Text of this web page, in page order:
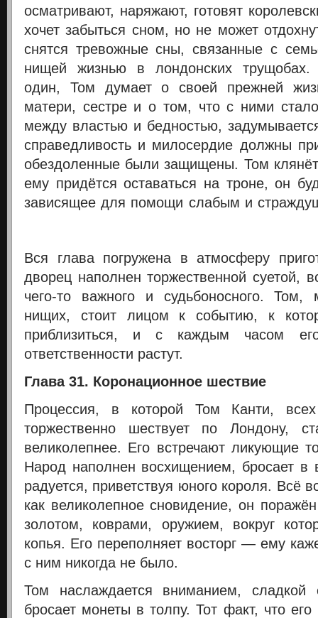
осматривают, наряжают, готовят
хочет забыться сном, но не может
снятся тревожные сны, связанные с
нищей жизнью в лондонских
один, Том думает о своей прежней
матери, сестре и о том, что с ними
между властью и бедностью,
справедливость и милосердие должны
обездоленные были защищены. Том
ему придётся оставаться на троне, он
зависящее для помощи слабым и
Вся глава погружена в атмосферу
дворец наполнен торжественной суетой,
чего-то важного и судьбоносного. Том,
нищих, стоит лицом к событию, к
приблизиться, и с каждым часом
ответственности растут.
Глава 31. Коронационное шествие
Процессия, в которой Том Канти,
торжественно шествует по Лондону,
великолепнее. Его встречают ликующие
Народ наполнен восхищением, бросает в
радуется, приветствуя юного короля. Всё
как великолепное сновидение, он
золотом, коврами, оружием, вокруг
копья. Его переполняет восторг — ему
с ним никогда не было.
Том наслаждается вниманием,
бросает монеты в толпу. Тот факт, что